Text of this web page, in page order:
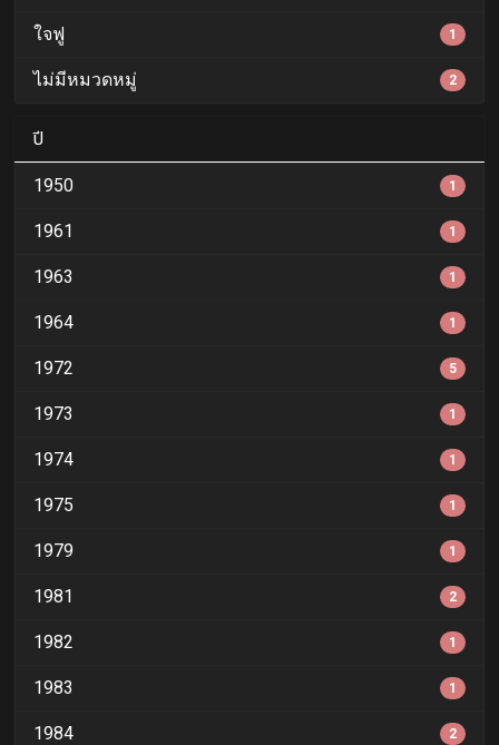
ใจฟู 1
ไม่มีหมวดหมู่ 2
ปี
1950 1
1961 1
1963 1
1964 1
1972 5
1973 1
1974 1
1975 1
1979 1
1981 2
1982 1
1983 1
1984 2